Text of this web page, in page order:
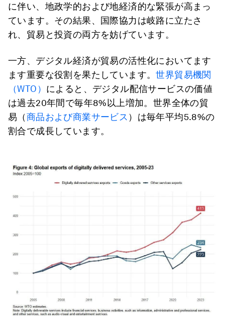
に伴い、地政学的および地経済的な緊張が高まっ
ています。その結果、国際協力は岐路に立たさ
れ、貿易と投資の両方を妨げています。
一方、デジタル経済が貿易の活性化においてます
ます重要な役割を果たしています。世界貿易機関
（WTO） によると、デジタル配信サービスの価値
は過去20年間で毎年8%以上増加。世界全体の貿
易（商品および商業サービス ）は毎年平均5.8%の
割合で成長しています。